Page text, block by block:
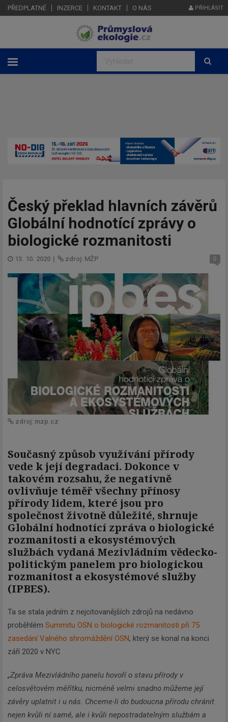
PŘEDPLATNÉ INZERCE KONTAKT O NÁS PŘIHLÁSIT
Český překlad hlavních závěrů
Globální hodnotící zprávy o
biologické rozmanitosti
13. 10. 2020 | zdroj: MŽP 0
zdroj: mzp.cz
Současný způsob využívání přírody
vede k její degradaci. Dokonce v
takovém rozsahu, že negativně
ovlivňuje téměř všechny přínosy
přírody lidem, které jsou pro
společnost životně důležité, shrnuje
Globální hodnotící zpráva o biologické
rozmanitosti a ekosystémových
službách vydaná Mezivládním vědecko-
politickým panelem pro biologickou
rozmanitost a ekosystémové služby
(IPBES).
Ta se stala jedním z nejcitovanějších zdrojů na nedávno
proběhlém Summitu OSN o biologické rozmanitosti při 75.
zasedání Valného shromáždění OSN, který se konal na konci
září 2020 v NYC
„Zpráva Mezivládního panelu hovoří o stavu přírody v
celosvětovém měřítku, nicméně velmi snadno můžeme její
závěry uplatnit i u nás. Chceme-li do budoucna přírodu chránit
nejen kvůli ní samé, ale i kvůli nepostradatelným službám a